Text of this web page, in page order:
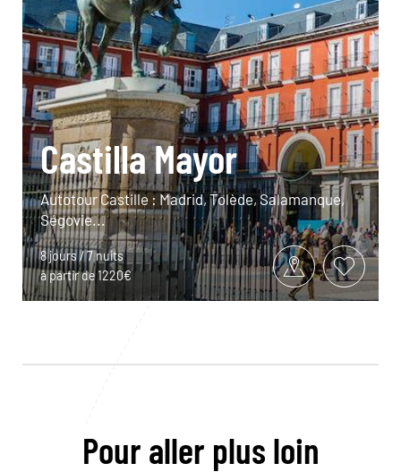
Castilla Mayor
Autotour Castille : Madrid, Tolède, Salamanque,
Ségovie...
8 jours / 7 nuits
à partir de 1220€
Pour aller plus loin